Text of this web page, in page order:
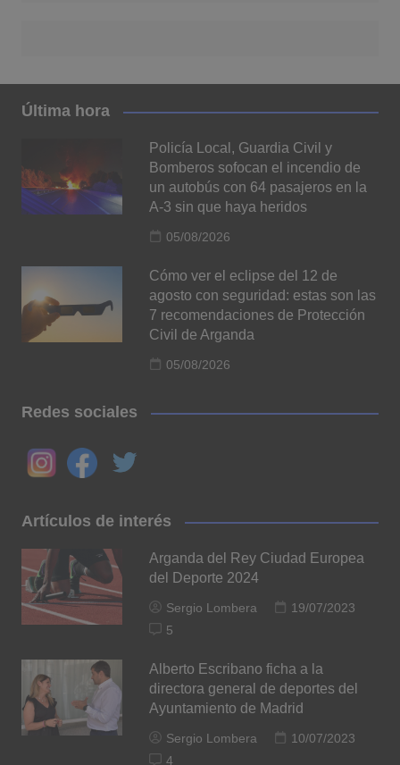
Última hora
Policía Local, Guardia Civil y
Bomberos sofocan el incendio de
un autobús con 64 pasajeros en la
A-3 sin que haya heridos
05/08/2026
Cómo ver el eclipse del 12 de
agosto con seguridad: estas son las
7 recomendaciones de Protección
Civil de Arganda
05/08/2026
Redes sociales
Artículos de interés
Arganda del Rey Ciudad Europea
del Deporte 2024
Sergio Lombera
19/07/2023
5
Alberto Escribano ficha a la
directora general de deportes del
Ayuntamiento de Madrid
Sergio Lombera
10/07/2023
4